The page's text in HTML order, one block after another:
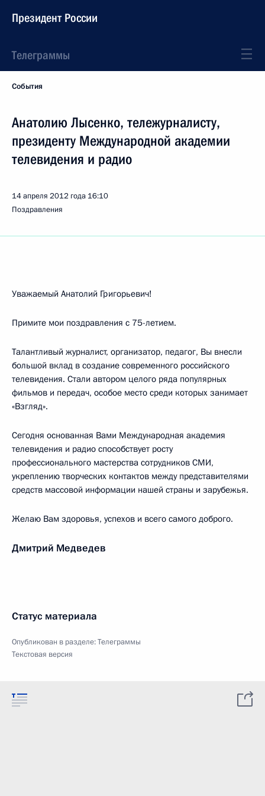
Президент России
Телеграммы
События
Анатолию Лысенко, тележурналисту,
президенту Международной академии
телевидения и радио
14 апреля 2012 года 16:10
Поздравления
Уважаемый Анатолий Григорьевич!
Примите мои поздравления с 75-летием.
Талантливый журналист, организатор, педагог, Вы внесли
большой вклад в создание современного российского
телевидения. Стали автором целого ряда популярных
фильмов и передач, особое место среди которых занимает
«Взгляд».
Сегодня основанная Вами Международная академия
телевидения и радио способствует росту
профессионального мастерства сотрудников СМИ,
укреплению творческих контактов между представителями
средств массовой информации нашей страны и зарубежья.
Желаю Вам здоровья, успехов и всего самого доброго.
Дмитрий Медведев
Статус материала
Опубликован в разделе:Телеграммы
Текстовая версия